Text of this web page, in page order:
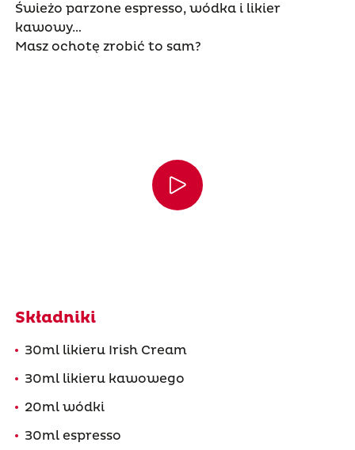
Świeżo parzone espresso, wódka i likier
kawowy…
Masz ochotę zrobić to sam?
Składniki
30ml likieru Irish Cream
30ml likieru kawowego
20ml wódki
30ml espresso